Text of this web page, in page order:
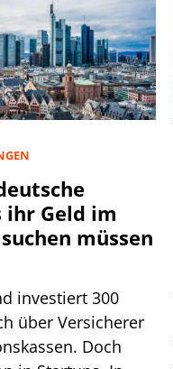
ihr Geld im
müssen
investiert 300
über Versicherer
Doch